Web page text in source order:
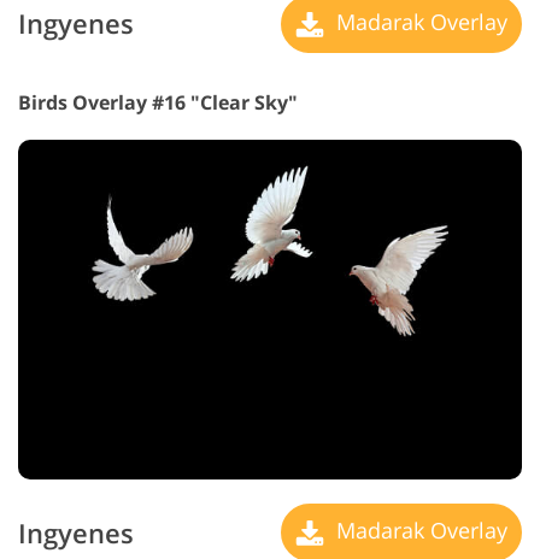
Ingyenes Madarak Overlay
Birds Overlay #16 "Clear Sky"
Ingyenes Madarak Overlay